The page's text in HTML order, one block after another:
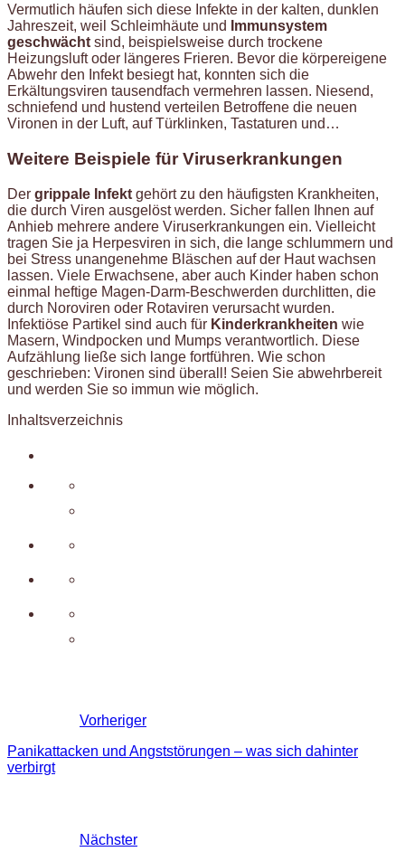
Vermutlich häufen sich diese Infekte in der kalten, dunklen
Jahreszeit, weil Schleimhäute und
Immunsystem
geschwächt sind, beispielsweise durch trockene
Heizungsluft oder längeres Frieren. Bevor die körpereigene
Abwehr den Infekt besiegt hat, konnten sich die
Erkältungsviren tausendfach vermehren lassen. Niesend,
schniefend und hustend verteilen Betroffene die neuen
Vironen in der Luft, auf Türklinken, Tastaturen und…
Weitere Beispiele für Viruserkrankungen
Der grippale Infekt gehört zu den häufigsten Krankheiten,
die durch Viren ausgelöst werden. Sicher fallen Ihnen auf
Anhieb mehrere andere Viruserkrankungen ein. Vielleicht
tragen Sie ja Herpesviren in sich, die lange schlummern und
bei Stress unangenehme Bläschen auf der Haut wachsen
lassen. Viele Erwachsene, aber auch Kinder haben schon
einmal heftige Magen-Darm-Beschwerden durchlitten, die
durch Noroviren oder Rotaviren verursacht wurden.
Infektiöse Partikel sind auch für Kinderkrankheiten wie
Masern, Windpocken und Mumps verantwortlich. Diese
Aufzählung ließe sich lange fortführen. Wie schon
geschrieben: Vironen sind überall! Seien Sie abwehrbereit
und werden Sie so immun wie möglich.
Inhaltsverzeichnis
Vorheriger
Panikattacken und Angststörungen – was sich dahinter
verbirgt
Nächster